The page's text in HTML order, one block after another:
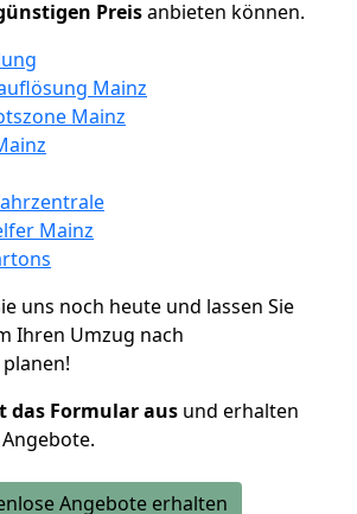
Preisanbieten können.
Mainz
Mainz
Mainz
uns noch heute und lassen Sie
Ihren Umzug nach
das Formular aus und erhalten
Angebote erhalten